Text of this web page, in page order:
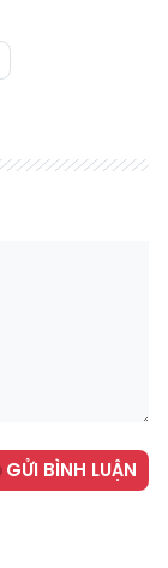
GỬI BÌNH LUẬN